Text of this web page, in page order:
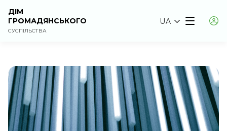
ДІМ
ГРОМАДЯНСЬКОГО
СУСПІЛЬСТВА
UA